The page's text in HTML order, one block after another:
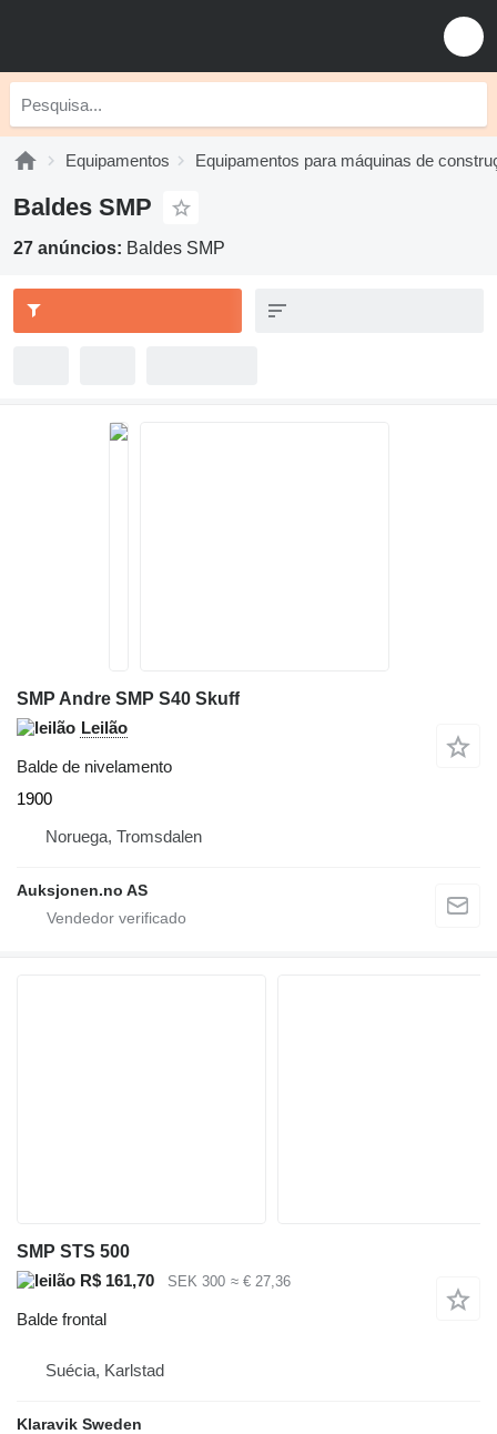
Equipamentos Equipamentos para máquinas de
Baldes SMP
27 anúncios: Baldes SMP
SMP Andre SMP S40 Skuff
Leilão
Balde de nivelamento
1900
Noruega, Tromsdalen
Auksjonen.no AS
SMP STS 500
R$ 161,70
SEK 300 ≈ € 27,36
Balde frontal
Suécia, Karlstad
Klaravik Sweden